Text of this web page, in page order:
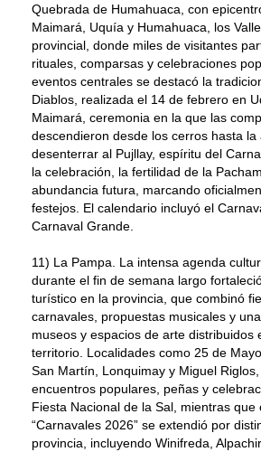
Quebrada de Humahuaca, con
Maimará, Uquía y Humahuaca, los
provincial, donde miles de visitantes
rituales, comparsas y celebraciones
eventos centrales se destacó la
Diablos, realizada el 14 de febrero en
Maimará, ceremonia en la que las
descendieron desde los cerros hasta la
desenterrar al Pujllay, espíritu del
la celebración, la fertilidad de la
abundancia futura, marcando
festejos. El calendario incluyó el
Carnaval Grande.
11) La Pampa. La intensa agenda
durante el fin de semana largo
turístico en la provincia, que combinó
carnavales, propuestas musicales y
museos y espacios de arte distribuidos
territorio. Localidades como 25 de
San Martín, Lonquimay y Miguel
encuentros populares, peñas y
Fiesta Nacional de la Sal, mientras que
“Carnavales 2026” se extendió por
provincia, incluyendo Winifreda,